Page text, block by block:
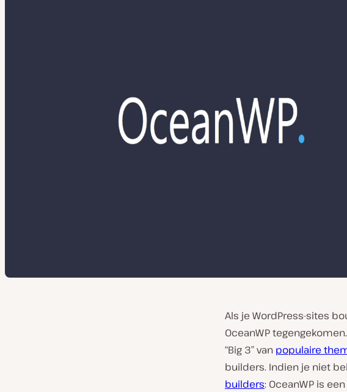
Als je WordPress-sites
OceanWP
“Big 3” van populaire
builders. Indien je niet
builders: OceanWP is